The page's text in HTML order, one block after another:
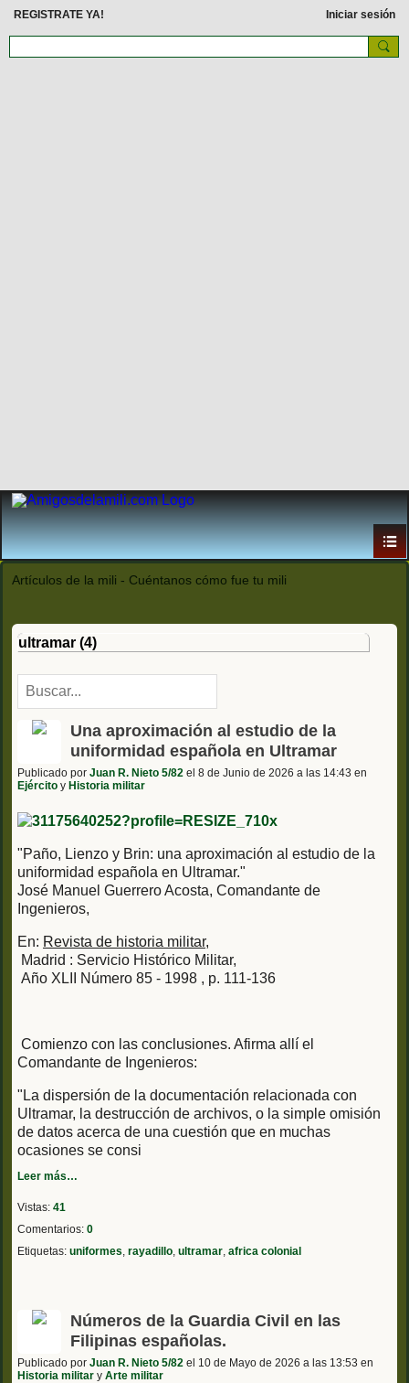
REGISTRATE YA! Iniciar sesión
Artículos de la mili - Cuéntanos cómo fue tu mili
ultramar (4)
Una aproximación al estudio de la
uniformidad española en Ultramar
Publicado por Juan R. Nieto 5/82 el 8 de Junio de 2026 a las 14:43 en
Ejército y Historia militar
"Paño, Lienzo y Brin: una aproximación al estudio de la
uniformidad española en Ultramar."
José Manuel Guerrero Acosta, Comandante de
Ingenieros,
En: Revista de historia militar,
Madrid : Servicio Histórico Militar,
Año XLII Número 85 - 1998 , p. 111-136
Comienzo con las conclusiones. Afirma allí el
Comandante de Ingenieros:
"La dispersión de la documentación relacionada con
Ultramar, la destrucción de archivos, o la simple omisión
de datos acerca de una cuestión que en muchas
ocasiones se consi
Leer más…
Vistas: 41
Comentarios: 0
Etiquetas: uniformes rayadillo ultramar africa colonial
Números de la Guardia Civil en las
Filipinas españolas.
Publicado por Juan R. Nieto 5/82 el 10 de Mayo de 2026 a las 13:53 en
Historia militar y Arte militar